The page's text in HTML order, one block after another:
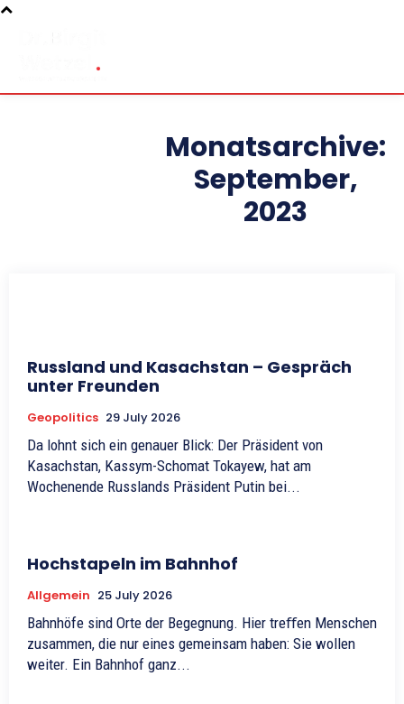
Monatsarchive:
September,
2023
Russland und Kasachstan – Gespräch
unter Freunden
Geopolitics 29 July 2026
Da lohnt sich ein genauer Blick: Der Präsident von
Kasachstan, Kassym-Schomat Tokayew, hat am
Wochenende Russlands Präsident Putin bei...
Hochstapeln im Bahnhof
Allgemein 25 July 2026
Bahnhöfe sind Orte der Begegnung. Hier treﬀen Menschen
zusammen, die nur eines gemeinsam haben: Sie wollen
weiter. Ein Bahnhof ganz...